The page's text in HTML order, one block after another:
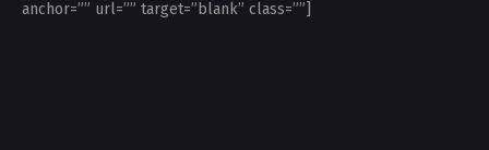
anchor=”” url=”” target=”blank” class=””]